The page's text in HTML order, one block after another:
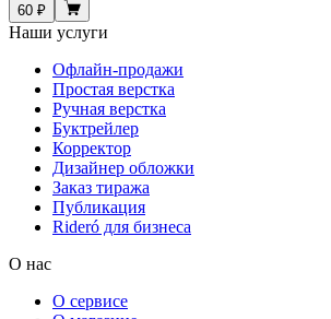
60 ₽
Наши услуги
Офлайн-продажи
Простая верстка
Ручная верстка
Буктрейлер
Корректор
Дизайнер обложки
Заказ тиража
Публикация
Rideró для бизнеса
О нас
О сервисе